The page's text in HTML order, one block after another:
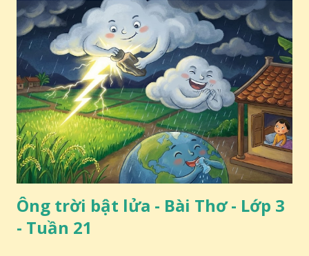
Ông trời bật lửa - Bài Thơ - Lớp 3
- Tuần 21